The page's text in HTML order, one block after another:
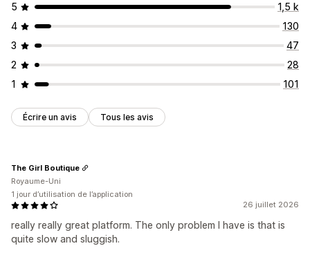
5
1,5 k
4
130
3
47
2
28
1
101
Écrire un avis Tous les avis
26 juillet 2026
really really great platform. The only problem I have is that is
quite slow and sluggish.
The Girl Boutique
Royaume-Uni
1 jour d’utilisation de l’application